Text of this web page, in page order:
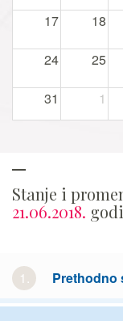
17 18
24 25
31 1
Stanje i
21.06.2018.
1. Prethodno